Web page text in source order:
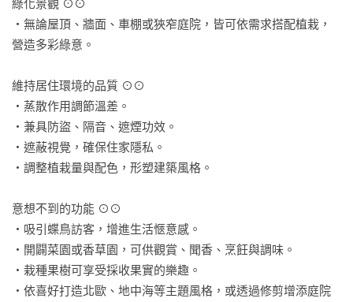
綠化景觀 ⊙⊙
‧無論屋頂、牆面、車棚或狹窄庭院，皆可依需求搭配植栽，
營造多彩綠意。
維持居住環境的品質 ⊙⊙
‧蒸散作用調節溫差。
‧兼具防盜、隔音、遮煙功效。
‧遮蔽視覺，確保住家隱私。
‧調整植栽量與配色，形塑建築風格。
意想不到的功能 ⊙⊙
‧吸引蝶鳥訪客，增進生活愜意感。
‧開闢菜園或香草園，可供觀賞、聞香、烹飪與調味。
‧栽種果樹可享受採收果實的樂趣。
‧依喜好打造北歐、地中海等主題風格，或透過修剪增添庭院